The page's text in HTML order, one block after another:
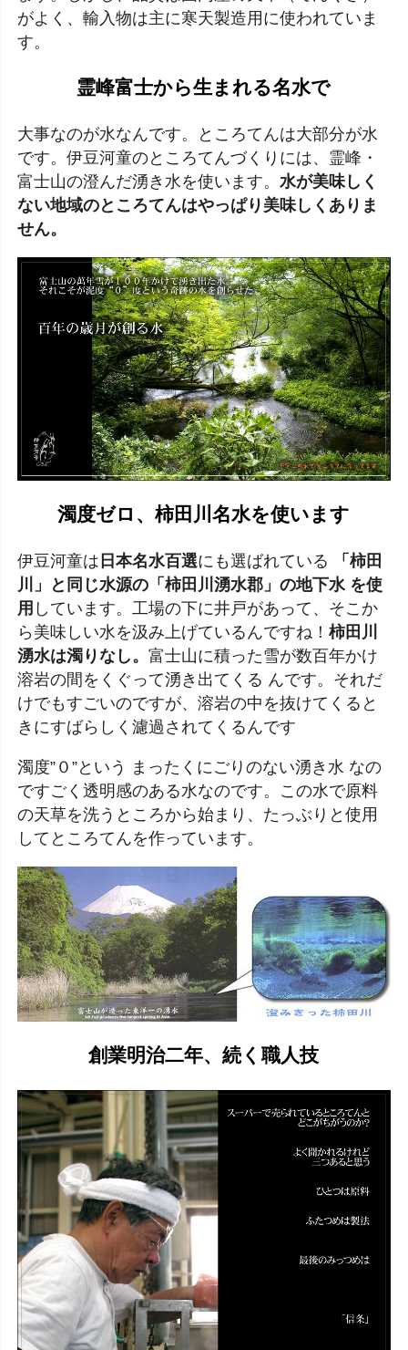
がよく、輸入物は主に寒天製造用に使われていま
す。
霊峰富士から生まれる名水で
大事なのが水なんです。ところてんは大部分が水
です。伊豆河童のところてんづくりには、霊峰・
富士山の澄んだ湧き水を使います。 水が美味しく
ない地域のところてんはやっぱり美味しくありま
せん。
濁度ゼロ、柿田川名水を使います
伊豆河童は 日本名水百選にも選ばれている 「柿田
川」と同じ水源の「柿田川湧水郡」の地下水 を使
用 しています。工場の下に井戸があって、そこか
ら美味しい水を汲み上げているんですね！ 柿田川
湧水は濁りなし。 富士山に積った雪が数百年かけ
溶岩の間をくぐって湧き出てくる んです。それだ
けでもすごいのですが、溶岩の中を抜けてくると
きにすばらしく濾過されてくるんです
濁度”０”という まったくにごりのない湧き水 なの
ですごく透明感のある水なのです。この水で原料
の天草を洗うところから始まり、たっぶりと使用
してところてんを作っています。
創業明治二年、続く職人技